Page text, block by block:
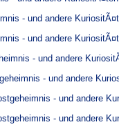
- und andere
- und andere
- und andere
- und andere
- und andere
- und andere